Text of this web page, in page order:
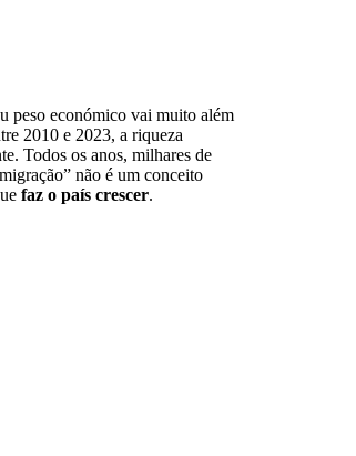
peso económico vai muito além
2010 e 2023, a riqueza
Todos os anos, milhares de
não é um conceito
faz o país crescer.